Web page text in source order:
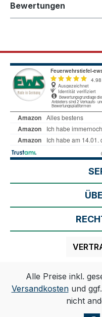
Bewertungen
Alle Preise inkl.
Versandkostenund
nicht